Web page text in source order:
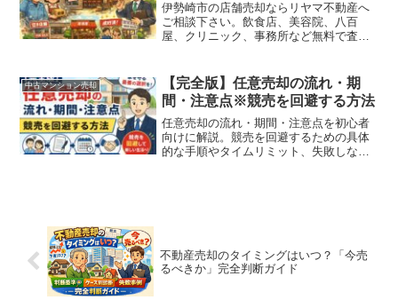
伊勢崎市の店舗売却ならリヤマ不動産へ
ご相談下さい。飲食店、美容院、八百
屋、クリニック、事務所など無料で査定
中古マンション売却
【完全版】任意売却の流れ・期
間・注意点※競売を回避する方法
任意売却の流れ・期間・注意点を初心者
向けに解説。競売を回避するための具体
的な手順やタイムリミット、失敗しない
不動産売却のタイミングはいつ？「今売
るべきか」完全判断ガイド